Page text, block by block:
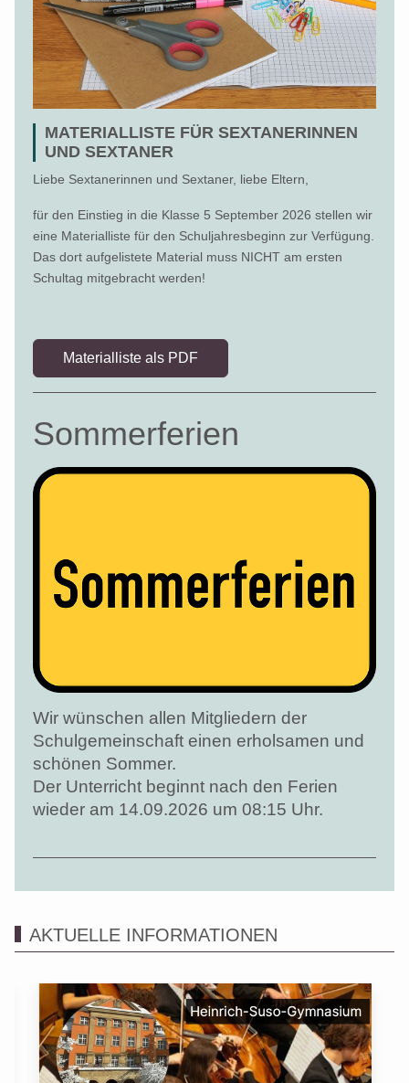
MATERIALLISTE FÜR SEXTANERINNEN
UND SEXTANER
Liebe Sextanerinnen und Sextaner, liebe Eltern,
für den Einstieg in die Klasse 5 September 2026 stellen wir
eine Materialliste für den Schuljahresbeginn zur Verfügung.
Das dort aufgelistete Material muss NICHT am ersten
Schultag mitgebracht werden!
Materialliste als PDF
Sommerferien
Wir wünschen allen Mitgliedern der
Schulgemeinschaft einen erholsamen und
schönen Sommer.
Der Unterricht beginnt nach den Ferien
wieder am 14.09.2026 um 08:15 Uhr.
AKTUELLE INFORMATIONEN